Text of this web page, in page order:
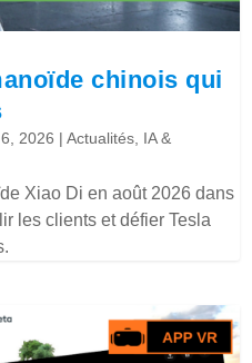
chinois qui
2026 |Actualités IA &
Xiao Di en août 2026 dans
les clients et défier Tesla